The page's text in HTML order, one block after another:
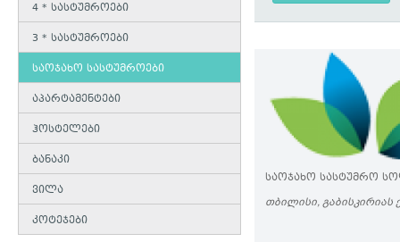
4 * სასტუმროები
3 * სასტუმროები
საოჯახო სასტუმროები
აპარტამენტები
ჰოსტელები
ბანაკი
ვილა
კოტეჯები
ᲡᲐᲝᲯᲐᲮᲝ ᲡᲐᲡᲢᲣᲛᲠᲝ
ᲗᲑᲘᲚᲘᲡᲘ, ᲒᲐᲑᲘᲡᲙᲘᲠᲘᲐᲡ